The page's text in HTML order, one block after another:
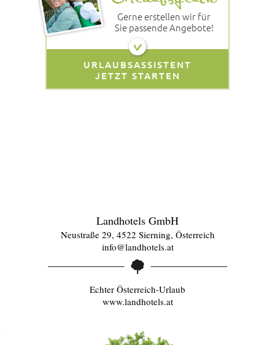
Gerne erstellen wir für
Sie passende Angebote!
URLAUBSASSISTENT
JETZT STARTEN
Landhotels GmbH
Neustraße 29, 4522 Sierning, Österreich
info@landhotels.at
Echter Österreich-Urlaub
www.landhotels.at